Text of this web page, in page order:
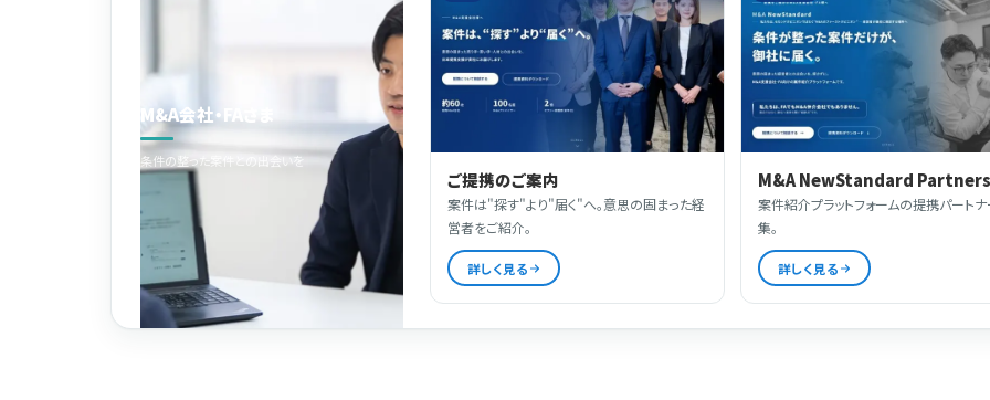
M&A会社・FAさま
条件の整った案件との出会いを
ご提携のご案内
案件は"探す"より"届く"へ。意思の固まった経
営者をご紹介。
詳しく見る
M&A NewStandard
案件紹介プラットフォームの提携パート
集。
詳しく見る